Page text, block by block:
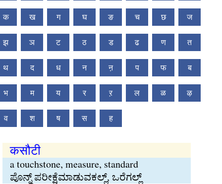
क ख ग घ ङ च छ ज
झ ञ ट ठ ड ढ ण त
थ द ध न ऩ प फ ब
भ म य र ऱ ल ळ ऴ
व श ष स ह
कसौटी
a touchstone, measure, standard
ಪೊನ್ನ್ ಪರೀಕ್ಷೆಮಾಡುವಕಲ್ಲ್, ಒರೆಗಲ್ಲ್